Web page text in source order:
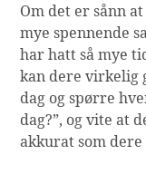
Om det er sånn
mye spennende
har hatt så mye
kan dere virkelig
dag og spørre
dag?”, og vite at
akkurat som